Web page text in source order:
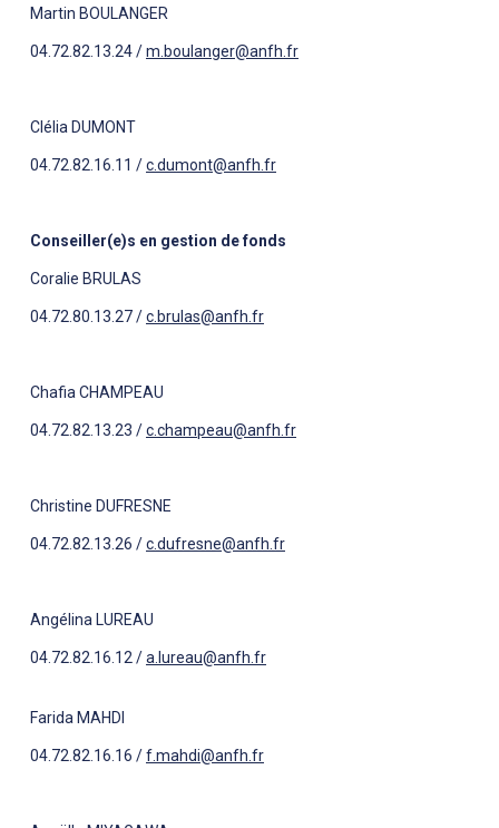
Martin BOULANGER
04.72.82.13.24 /m.boulanger@anfh.fr
Clélia DUMONT
04.72.82.16.11 /c.dumont@anfh.fr
Conseiller(e)s en gestion de fonds
Coralie BRULAS
04.72.80.13.27 /c.brulas@anfh.fr
Chafia CHAMPEAU
04.72.82.13.23 /c.champeau@anfh.fr
Christine DUFRESNE
04.72.82.13.26 /c.dufresne@anfh.fr
Angélina LUREAU
04.72.82.16.12 /a.lureau@anfh.fr
Farida MAHDI
04.72.82.16.16 /f.mahdi@anfh.fr